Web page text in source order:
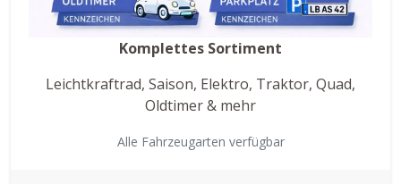
Komplettes Sortiment
Leichtkraftrad, Saison, Elektro, Traktor, Quad,
Oldtimer & mehr
Alle Fahrzeugarten verfügbar